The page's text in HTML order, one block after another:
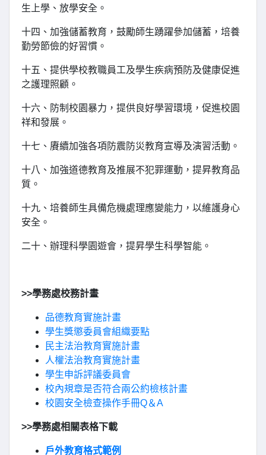
生上學、放學安全。
十四、加強儲蓄教育，鼓勵師生踴躍參加儲蓄，培養
勤勞節儉的好習慣。
十五、提供學校教職員工及學生疾病預防及健康促進
之護理照顧。
十六、防制校園暴力，提供良好學習環境，促進校園
祥和發展。
十七、賡續加強各項防震防災教育宣導及演習活動。
十八、加強道德教育及推展不犯罪運動，提昇教育品
質。
十九、培養師生具備危機處理應變能力，以維護身心
安全。
二十、辦理科學園遊會，提昇學生科學智能。
>>學務處校務計畫
品德教育實施計畫
學生獎懲委員會組織要點
民主法治教育實施計畫
人權法治教育實施計畫
學生申訴評議委員會
校內規章是否符合兩公約檢核計畫
校園安全檢查操作手冊Q＆A
>>學務處相關表格下載
戶外教育格式範例